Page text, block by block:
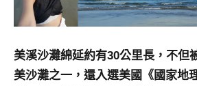
美溪沙灘綿延約有30公里長，不但
美沙灘之一，還入選美國《國家地